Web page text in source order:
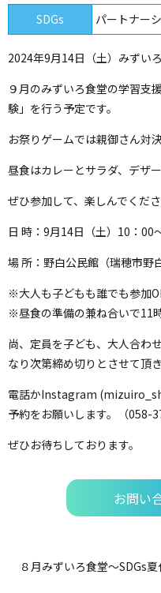
SDGs パートナー
2024年9月14日（土）みずい
９月のみずいろ食堂の学習支
験」を行う予定です。
お祭りゲームでは親御さん対
昼食はカレーとサラダ、デザ
ぜひ参加して、楽しんでくださ
日 時：9月14日（土）10：00
場 所：野白公民館（瑞穂市野
※大人も子どもも誰でも参加
※昼食の準備の兼ね合いで11
尚、定員を子ども、大人合わ
なり次第締め切りとさせて頂き
電話かInstagram
予約をお願いします。（058-
ぜひお待ちしております。
お問い
８月みずいろ食堂～SDGs